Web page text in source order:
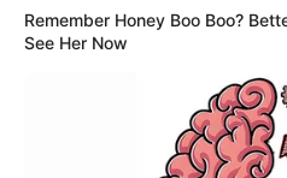
Remember Honey Boo Boo?
See Her Now